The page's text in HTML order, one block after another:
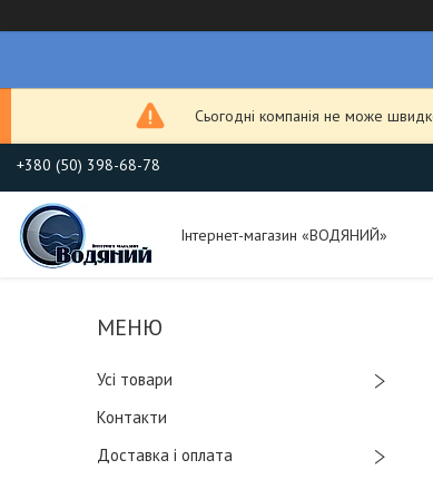
Сьогодні компанія не може
+380 (50) 398-68-78
Інтернет-магазин «ВОДЯНИЙ»
Усі товари
Контакти
Доставка і оплата